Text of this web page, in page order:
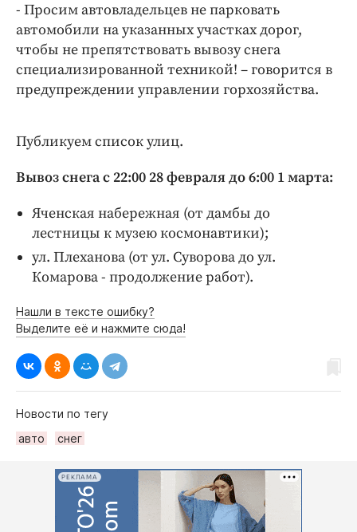
Интересное чтиво
Клиника года
Бренд года
Работодатель года
- Просим автовладельцев не парковать
автомобили на указанных участках дорог,
чтобы не препятствовать вывозу снега
специализированной техникой! – говорится в
предупреждении управлении горхозяйства.
Публикуем список улиц.
Вывоз снега с 22:00 28 февраля до 6:00 1 марта:
Яченская набережная (от дамбы до
лестницы к музею космонавтики);
ул. Плеханова (от ул. Суворова до ул.
Комарова - продолжение работ).
Нашли в тексте ошибку?
Выделите её и нажмите сюда!
Новости по тегу
авто
снег
РЕКЛАМА